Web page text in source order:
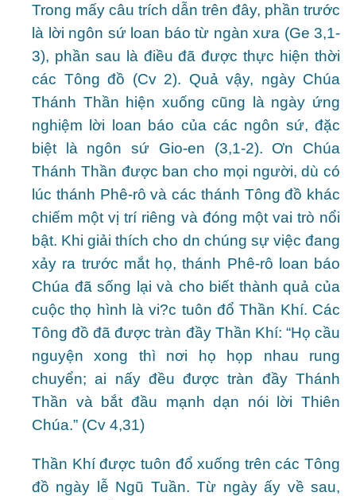
Trong mấy câu trích dẫn trên đây, phần trước
là lời ngôn sứ loan báo từ ngàn xưa (Ge 3,1-
3), phần sau là điều đã được thực hiện thời
các Tông đồ (Cv 2). Quả vậy, ngày Chúa
Thánh Thần hiện xuống cũng là ngày ứng
nghiệm lời loan báo của các ngôn sứ, đặc
biệt là ngôn sứ Gio-en (3,1-2). Ơn Chúa
Thánh Thần được ban cho mọi người, dù có
lúc thánh Phê-rô và các thánh Tông đồ khác
chiếm một vị trí riêng và đóng một vai trò nổi
bật. Khi giải thích cho dn chúng sự việc đang
xảy ra trước mắt họ, thánh Phê-rô loan báo
Chúa đã sống lại và cho biết thành quả của
cuộc thọ hình là vi?c tuôn đổ Thần Khí. Các
Tông đồ đã được tràn đầy Thần Khí: “Họ cầu
nguyện xong thì nơi họ họp nhau rung
chuyển; ai nấy đều được tràn đầy Thánh
Thần và bắt đầu mạnh dạn nói lời Thiên
Chúa.” (Cv 4,31)
Thần Khí được tuôn đổ xuống trên các Tông
đồ ngày lễ Ngũ Tuần. Từ ngày ấy về sau,